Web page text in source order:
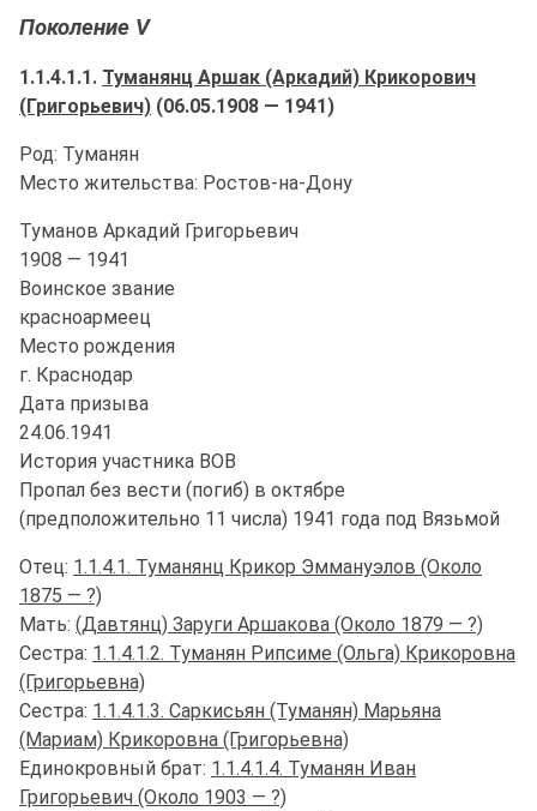
Поколение V
1.1.4.1.1. Туманянц Аршак (Аркадий) Крикорович
(Григорьевич) (06.05.1908 — 1941)
Род: Туманян
Место жительства: Ростов-на-Дону
Туманов Аркадий Григорьевич
1908 — 1941
Воинское звание
красноармеец
Место рождения
г. Краснодар
Дата призыва
24.06.1941
История участника ВОВ
Пропал без вести (погиб) в октябре
(предположительно 11 числа) 1941 года под Вязьмой
Отец: 1.1.4.1. Туманянц Крикор Эммануэлов (Около
1875 — ?)
Мать: (Давтянц) Заруги Аршакова (Около 1879 — ?)
Сестра: 1.1.4.1.2. Туманян Рипсиме (Ольга) Крикоровна
(Григорьевна)
Сестра: 1.1.4.1.3. Саркисьян (Туманян) Марьяна
(Мариам) Крикоровна (Григорьевна)
Единокровный брат: 1.1.4.1.4. Туманян Иван
Григорьевич (Около 1903 — ?)